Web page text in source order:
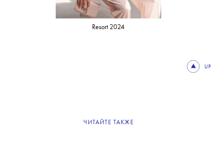
Resort 2024
UP
ЧИТАЙТЕ ТАКЖЕ